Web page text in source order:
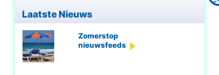
Laatste Nieuws
Zomerstop
nieuwsfeeds